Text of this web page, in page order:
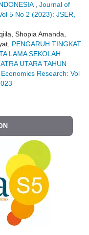
Journal of
5 No 2 (2023): JSER,
Shopia Amanda,
PENGARUH TINGKAT
LAMA SEKOLAH
UTARA TAHUN
Research: Vol